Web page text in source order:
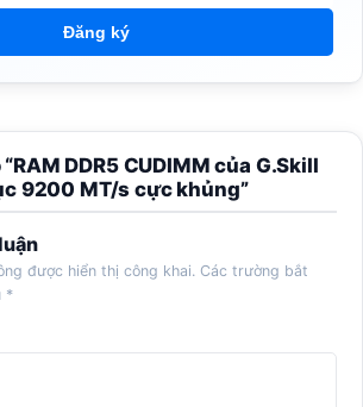
Đăng ký
DDR5 CUDIMM của G.Skill
9200 MT/s cực khủng”
được hiển thị công khai. Các trường bắt
*